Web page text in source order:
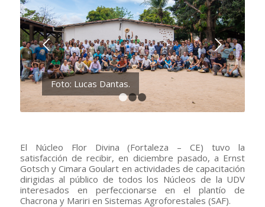
Foto: Lucas Dantas.
Siguiente
1 2 3
El Núcleo Flor Divina (Fortaleza – CE) tuvo la
satisfacción de recibir, en diciembre pasado, a Ernst
Gotsch y Cimara Goulart en actividades de capacitación
dirigidas al público de todos los Núcleos de la UDV
interesados en perfeccionarse en el plantío de
Chacrona y Mariri en Sistemas Agroforestales (SAF).